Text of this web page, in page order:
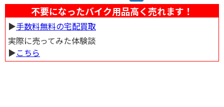
不要になったバイク用品高く売れます！
▶︎手数料無料の宅配買取
実際に売ってみた体験談
▶︎こちら